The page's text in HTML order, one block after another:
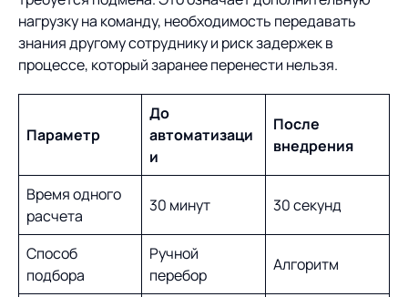
нагрузку на команду, необходимость передавать
знания другому сотруднику и риск задержек в
процессе, который заранее перенести нельзя.
Параметр
До
автоматизаци
и
После
внедрения
Время одного
расчета
30 минут 30 секунд
Способ
подбора
Ручной
перебор
Алгоритм